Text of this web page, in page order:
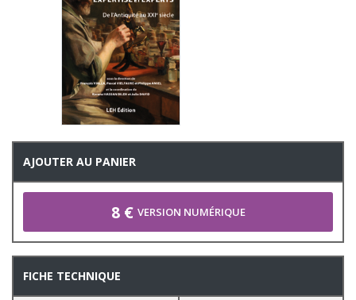
AJOUTER AU PANIER
8 € VERSION NUMÉRIQUE
FICHE TECHNIQUE